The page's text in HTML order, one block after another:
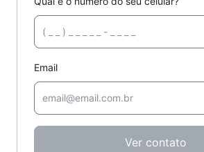
Email
Ver contato